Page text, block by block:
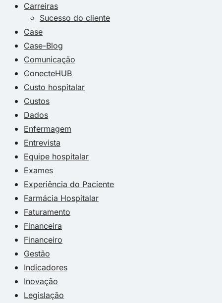
Carreiras
Sucesso do cliente
Case
Case-Blog
Comunicação
ConecteHUB
Custo hospitalar
Custos
Dados
Enfermagem
Entrevista
Equipe hospitalar
Exames
Experiência do Paciente
Farmácia Hospitalar
Faturamento
Financeira
Financeiro
Gestão
Indicadores
Inovação
Legislação